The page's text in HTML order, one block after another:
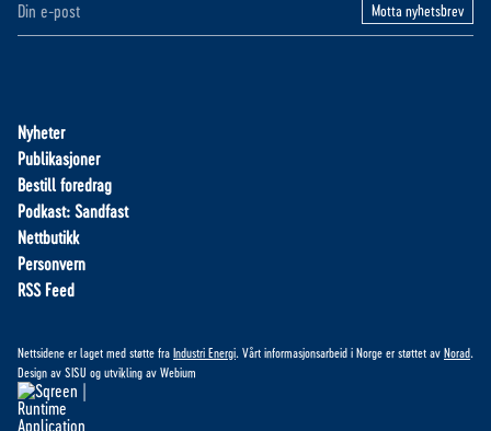
Motta nyhetsbrev
Nyheter
Publikasjoner
Bestill foredrag
Podkast: Sandfast
Nettbutikk
Personvern
RSS Feed
Nettsidene er laget med støtte fra Industri Energi. Vårt informasjonsarbeid i Norge er støttet av Norad.
Design av SISU og utvikling av Webium